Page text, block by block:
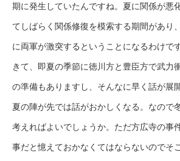
期に発生していたんですね。夏に関係が悪
てしばらく関係修復を模索する期間があり
に両軍が激突するということになるわけで
きて、即夏の季節に徳川方と豊臣方で武力
の準備もありますし、そんなに早く話が展
夏の陣が先では話がおかしくなる。なので
考えればよいでしょうか。ただ方広寺の事
事だと憶えておかなくてはならないのでそ